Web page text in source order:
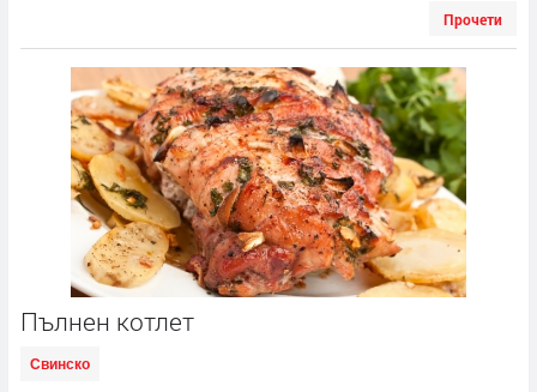
Прочети
Пълнен котлет
Свинско